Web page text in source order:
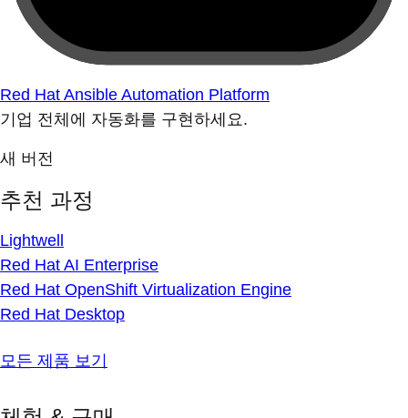
Red Hat Ansible Automation Platform
기업 전체에 자동화를 구현하세요.
새 버전
추천 과정
Lightwell
Red Hat AI Enterprise
Red Hat OpenShift Virtualization Engine
Red Hat Desktop
모든 제품 보기